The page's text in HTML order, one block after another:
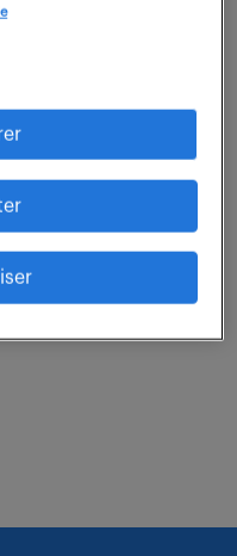
vous interviendrez
entre les équipes
poste, à dominante